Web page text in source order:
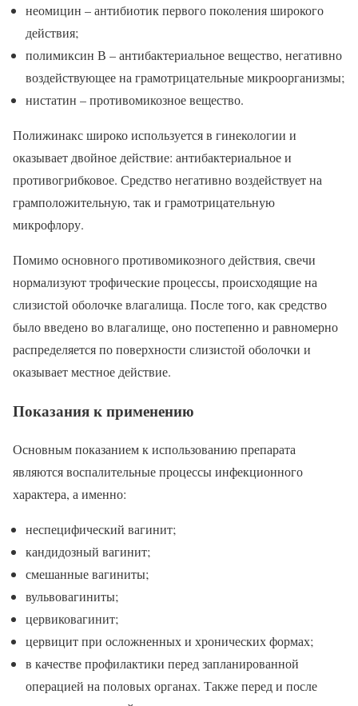
неомицин – антибиотик первого поколения широкого
действия;
полимиксин В – антибактериальное вещество, негативно
воздействующее на грамотрицательные микроорганизмы;
нистатин – противомикозное вещество.
Полижинакс широко используется в гинекологии и
оказывает двойное действие: антибактериальное и
противогрибковое. Средство негативно воздействует на
грамположительную, так и грамотрицательную
микрофлору.
Помимо основного противомикозного действия, свечи
нормализуют трофические процессы, происходящие на
слизистой оболочке влагалища. После того, как средство
было введено во влагалище, оно постепенно и равномерно
распределяется по поверхности слизистой оболочки и
оказывает местное действие.
Показания к применению
Основным показанием к использованию препарата
являются воспалительные процессы инфекционного
характера, а именно:
неспецифический вагинит;
кандидозный вагинит;
смешанные вагиниты;
вульвовагиниты;
цервиковагинит;
цервицит при осложненных и хронических формах;
в качестве профилактики перед запланированной
операцией на половых органах. Также перед и после